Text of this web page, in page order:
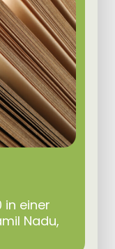
in einer
Nadu,